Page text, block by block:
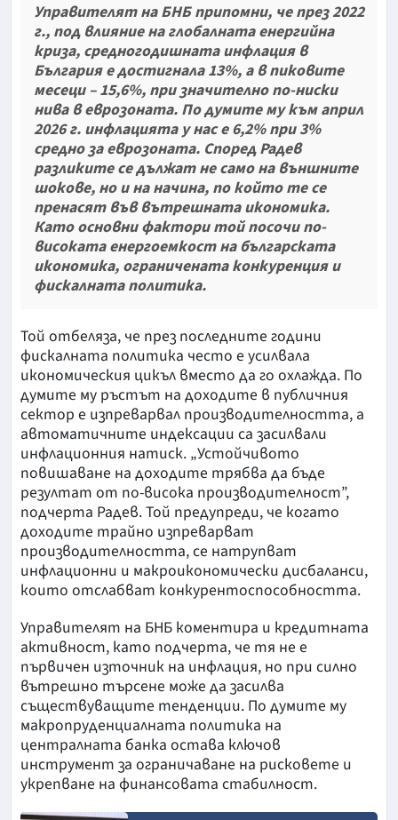
Управителят на БНБ припомни, че през 2022
г., под влияние на глобалната енергийна
криза, средногодишната инфлация в
България е достигнала 13%, а в пиковите
месеци – 15,6%, при значително по-ниски
нива в еврозоната. По думите му към април
2026 г. инфлацията у нас е 6,2% при 3%
средно за еврозоната. Според Радев
разликите се дължат не само на външните
шокове, но и на начина, по който те се
пренасят във вътрешната икономика.
Като основни фактори той посочи по-
високата енергоемкост на българската
икономика, ограничената конкуренция и
фискалната политика.
Той отбеляза, че през последните години
фискалната политика често е усилвала
икономическия цикъл вместо да го охлажда. По
думите му ръстът на доходите в публичния
сектор е изпреварвал производителността, а
автоматичните индексации са засилвали
инфлационния натиск. „Устойчивото
повишаване на доходите трябва да бъде
резултат от по-висока производителност”,
подчерта Радев. Той предупреди, че когато
доходите трайно изпреварват
производителността, се натрупват
инфлационни и макроикономически дисбаланси,
които отслабват конкурентоспособността.
Управителят на БНБ коментира и кредитната
активност, като подчерта, че тя не е
първичен източник на инфлация, но при силно
вътрешно търсене може да засилва
съществуващите тенденции. По думите му
макропруденциалната политика на
централната банка остава ключов
инструмент за ограничаване на рисковете и
укрепване на финансовата стабилност.